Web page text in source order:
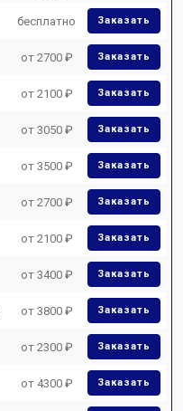
бесплатно Заказать
от 2700 ₽ Заказать
от 2100 ₽ Заказать
от 3050 ₽ Заказать
от 3500 ₽ Заказать
от 2700 ₽ Заказать
от 2100 ₽ Заказать
от 3400 ₽ Заказать
от 3800 ₽ Заказать
от 2300 ₽ Заказать
от 4300 ₽ Заказать